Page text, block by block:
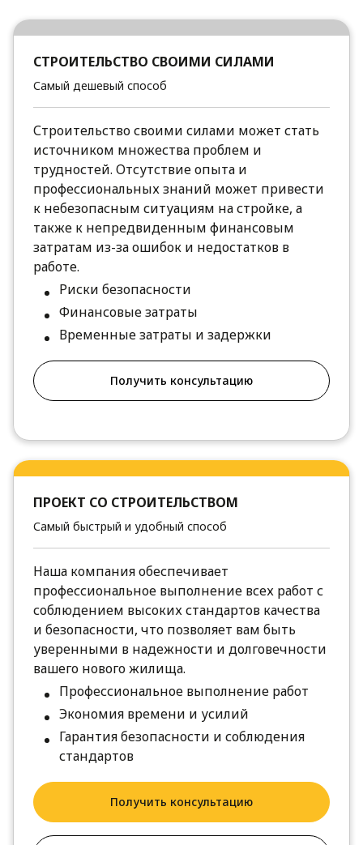
СТРОИТЕЛЬСТВО СВОИМИ СИЛАМИ
Самый дешевый способ
Строительство своими силами может стать
источником множества проблем и
трудностей. Отсутствие опыта и
профессиональных знаний может привести
к небезопасным ситуациям на стройке, а
также к непредвиденным финансовым
затратам из-за ошибок и недостатков в
работе.
Риски безопасности
Финансовые затраты
Временные затраты и задержки
Получить консультацию
ПРОЕКТ СО СТРОИТЕЛЬСТВОМ
Самый быстрый и удобный способ
Наша компания обеспечивает
профессиональное выполнение всех работ с
соблюдением высоких стандартов качества
и безопасности, что позволяет вам быть
уверенными в надежности и долговечности
вашего нового жилища.
Профессиональное выполнение работ
Экономия времени и усилий
Гарантия безопасности и соблюдения
стандартов
Получить консультацию